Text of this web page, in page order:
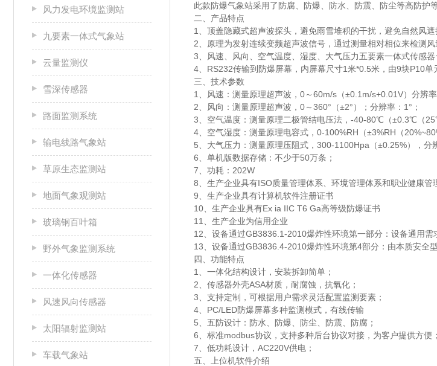
风力发电环境监测站
九要素一体式气象站
云量监测仪
雪深传感器
路面监测系统
输电线路气象站
草原生态监测站
地面气象观测站
玻璃钢百叶箱
野外气象监测系统
一体化传感器
风速风向传感器
太阳辐射监测站
车载气象站
此款防爆气象站采用了防腐、防爆、防水、防震、防尘等高防护
二、产品特点
1、顶盖隐藏式超声波探头，避免雨雪堆积的干扰，避免自然风
2、原理为发射连续变频超声波信号，通过测量相对相位来检测
3、风速、风向、空气温度、湿度、大气压力五要素一体式传感
4、RS232传输到防爆屏幕，内屏幕尺寸1米*0.5米，由9块P10单
三、技术参数
1、风速：测量原理超声波，0～60m/s（±0.1m/s+0.01V）分辨率
2、风向：测量原理超声波，0～360°（±2°）；分辨率：1°；
3、空气温度：测量原理二极管结电压法，-40-80℃（±0.3℃（
4、空气湿度：测量原理电容式，0-100%RH（±3%RH（
5、大气压力：测量原理压阻式，300-1100Hpa（±0.25%），分
6、单机版数据存储：不少于50万条；
7、功耗：202W
8、生产企业具有ISO质量管理体系、环境管理体系和职业健康管
9、生产企业具有计算机软件注册证书
10、生产企业具有Ex ia IIC T6 Ga高等级防爆证书
11、生产企业为信用企业
12、设备通过GB3836.1-2010爆炸性环境第一部分：设备通用需
13、设备通过GB3836.4-2010爆炸性环境第4部分：由本质安全
四、功能特点
1、一体化结构设计，安装拆卸简单；
2、传感器外壳ASA材质，耐腐蚀，抗氧化；
3、支持定制，可根据用户需求灵活配置监测要素；
4、PC/LED防爆屏幕多种监测模式，有线传输
5、五防设计：防水、防爆、防尘、防震、防腐；
6、标准modbus协议，支持多种后台协议对接，为客户提供方便；
7、低功耗设计，AC220V供电；
五、上位机软件介绍